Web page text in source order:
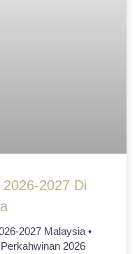
2027 Di
2027 Malaysia •
2026